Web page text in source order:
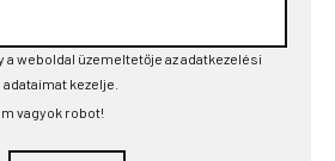
a weboldal üzemeltetője az adatkezelési
kezelje.
vagyok robot!